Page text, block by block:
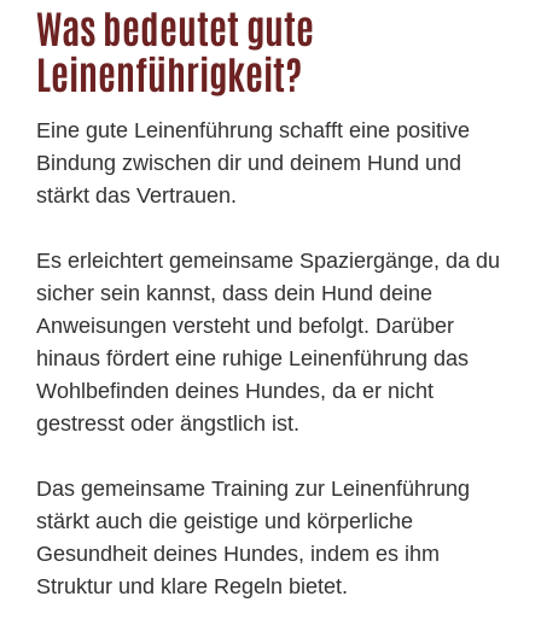
Was bedeutet gute
Leinenführigkeit?
Eine gute Leinenführung schafft eine positive
Bindung zwischen dir und deinem Hund und
stärkt das Vertrauen.
Es erleichtert gemeinsame Spaziergänge, da du
sicher sein kannst, dass dein Hund deine
Anweisungen versteht und befolgt. Darüber
hinaus fördert eine ruhige Leinenführung das
Wohlbefinden deines Hundes, da er nicht
gestresst oder ängstlich ist.
Das gemeinsame Training zur Leinenführung
stärkt auch die geistige und körperliche
Gesundheit deines Hundes, indem es ihm
Struktur und klare Regeln bietet.